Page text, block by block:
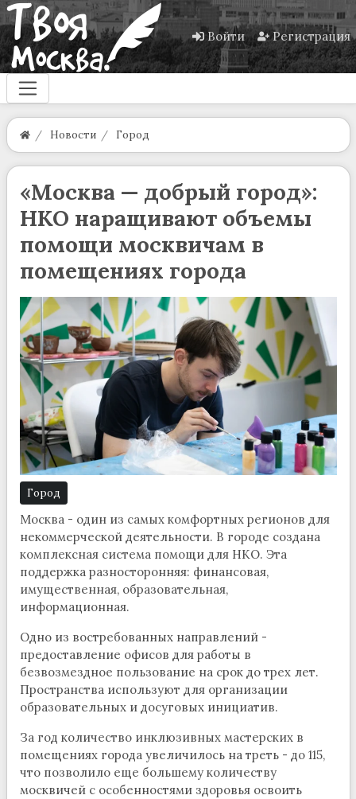
Войти Регистрация
Новости Город
«Москва — добрый город»:
НКО наращивают объемы
помощи москвичам в
помещениях города
Город
Москва - один из самых комфортных регионов для
некоммерческой деятельности. В городе создана
комплексная система помощи для НКО. Эта
поддержка разносторонняя: финансовая,
имущественная, образовательная,
информационная.
Одно из востребованных направлений -
предоставление офисов для работы в
безвозмездное пользование на срок до трех лет.
Пространства используют для организации
образовательных и досуговых инициатив.
За год количество инклюзивных мастерских в
помещениях города увеличилось на треть - до 115,
что позволило еще большему количеству
москвичей с особенностями здоровья освоить